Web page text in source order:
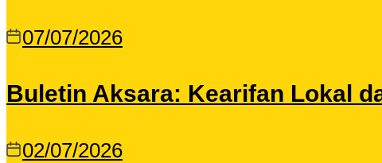
07/07/2026
Buletin Aksara: Kearifan Lokal
02/07/2026